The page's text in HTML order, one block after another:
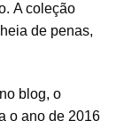
A coleção
de penas,
blog, o
o ano de 2016